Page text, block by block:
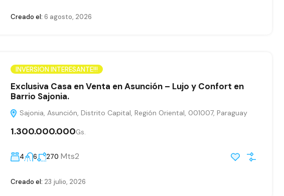
Creado el: 6 agosto, 2026
INVERSION INTERESANTE!!!
Exclusiva Casa en Venta en Asunción – Lujo y Confort en
Barrio Sajonia.
Sajonia, Asunción, Distrito Capital, Región Oriental, 001007, Paraguay
1.300.000.000Gs.
4 6 270 Mts2
Creado el: 23 julio, 2026